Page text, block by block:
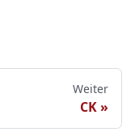
Weiter
CK